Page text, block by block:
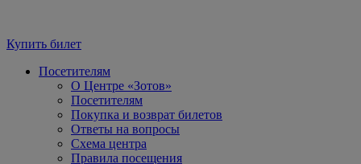
Купить билет
Посетителям
О Центре «Зотов»
Посетителям
Покупка и возврат билетов
Ответы на вопросы
Схема центра
Правила посещения